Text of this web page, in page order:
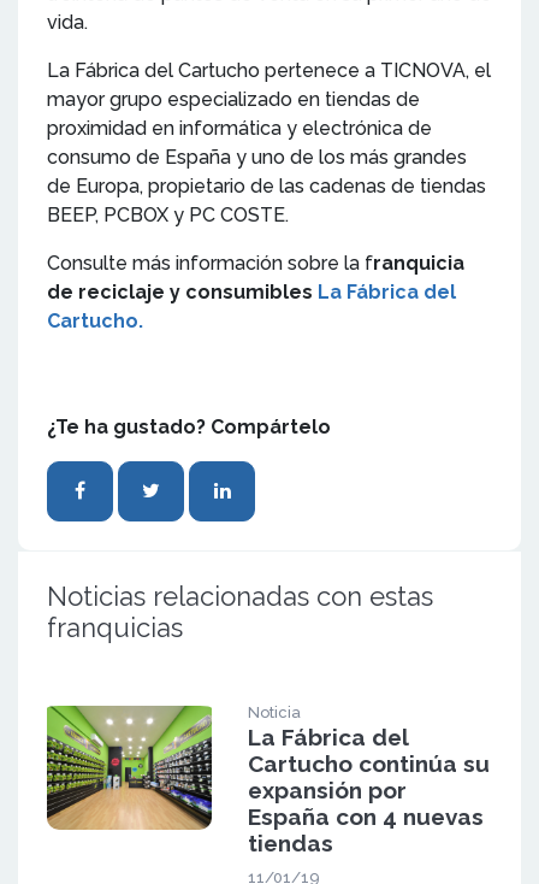
vida.
La Fábrica del Cartucho pertenece a TICNOVA, el
mayor grupo especializado en tiendas de
proximidad en informática y electrónica de
consumo de España y uno de los más grandes
de Europa, propietario de las cadenas de tiendas
BEEP, PCBOX y PC COSTE.
Consulte más información sobre la franquicia
de reciclaje y consumibles La Fábrica del
Cartucho.
¿Te ha gustado? Compártelo
Noticias relacionadas con estas
franquicias
Noticia
La Fábrica del
Cartucho continúa su
expansión por
España con 4 nuevas
tiendas
11/01/19